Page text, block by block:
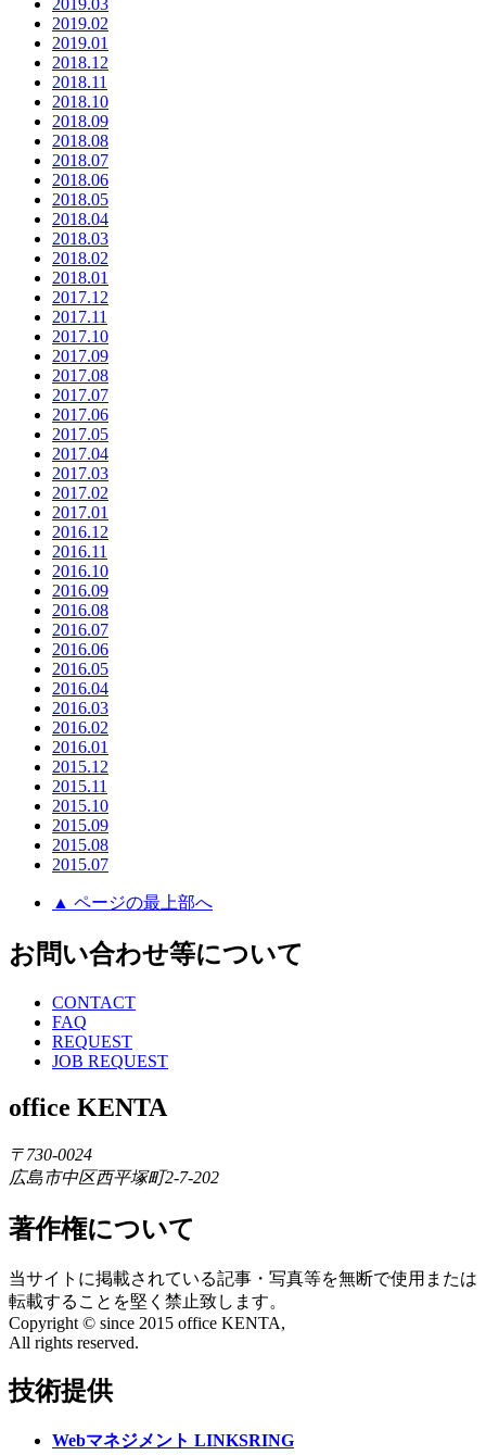
2019.03
2019.02
2019.01
2018.12
2018.11
2018.10
2018.09
2018.08
2018.07
2018.06
2018.05
2018.04
2018.03
2018.02
2018.01
2017.12
2017.11
2017.10
2017.09
2017.08
2017.07
2017.06
2017.05
2017.04
2017.03
2017.02
2017.01
2016.12
2016.11
2016.10
2016.09
2016.08
2016.07
2016.06
2016.05
2016.04
2016.03
2016.02
2016.01
2015.12
2015.11
2015.10
2015.09
2015.08
2015.07
▲ ページの最上部へ
お問い合わせ等について
CONTACT
FAQ
REQUEST
JOB REQUEST
office KENTA
〒730-0024
広島市中区西平塚町2-7-202
著作権について
当サイトに掲載されている記事・写真等を無断で使用または
転載することを堅く禁止致します。
Copyright © since 2015 office KENTA,
All rights reserved.
技術提供
Webマネジメント LINKSRING